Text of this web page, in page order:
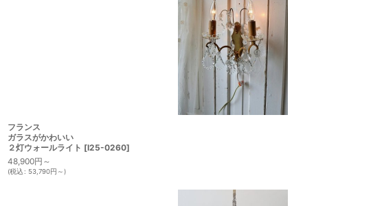
フランス
ガラスがかわいい
２灯ウォールライト [I25-0260]
48,900円 ～
(税込: 53,790円 ～)